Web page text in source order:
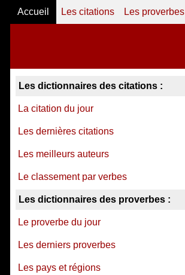
Accueil Les citations Les proverbes
Les dictionnaires des citations :
La citation du jour
Les dernières citations
Les meilleurs auteurs
Le classement par verbes
Les dictionnaires des proverbes :
Le proverbe du jour
Les derniers proverbes
Les pays et régions